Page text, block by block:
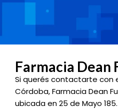
Farmacia Dean
Si querés contactarte con
Córdoba, Farmacia Dean
ubicada en 25 de Mayo